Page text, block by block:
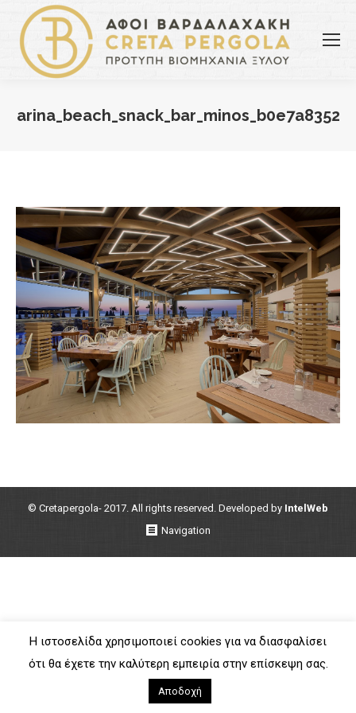
arina_beach_snack_bar_minos_b0e7a8352
© Cretapergola- 2017. All rights reserved. Developed by IntelWeb
Navigation
Η ιστοσελίδα χρησιμοποιεί cookies για να διασφαλίσει
ότι θα έχετε την καλύτερη εμπειρία στην επίσκεψη σας.
Αποδοχή